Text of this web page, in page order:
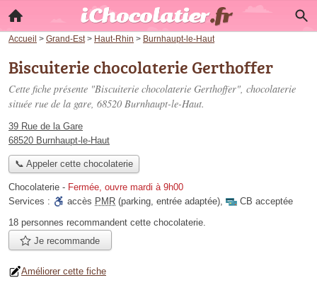
Accueil > Grand-Est > Haut-Rhin > Burnhaupt-le-Haut
Biscuiterie chocolaterie Gerthoffer
Cette fiche présente "Biscuiterie chocolaterie Gerthoffer", chocolaterie
située rue de la gare, 68520 Burnhaupt-le-Haut.
39 Rue de la Gare
68520 Burnhaupt-le-Haut
📞 Appeler cette chocolaterie
Chocolaterie - Fermée, ouvre mardi à 9h00
Services :
accès PMR (parking, entrée adaptée),
CB acceptée
18 personnes recommandent cette chocolaterie.
Je recommande
Améliorer cette fiche